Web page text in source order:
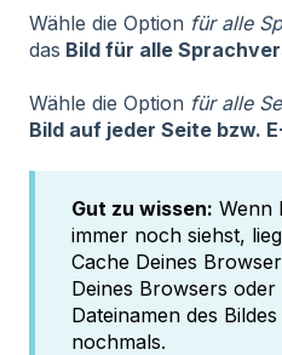
Wähle die Option für alle
das Bild für alle
Wähle die Option für alle
Bild auf jeder Seite bzw.
Gut zu wissen: Wenn
immer noch siehst,
Cache Deines
Deines Browsers
Dateinamen des
nochmals.